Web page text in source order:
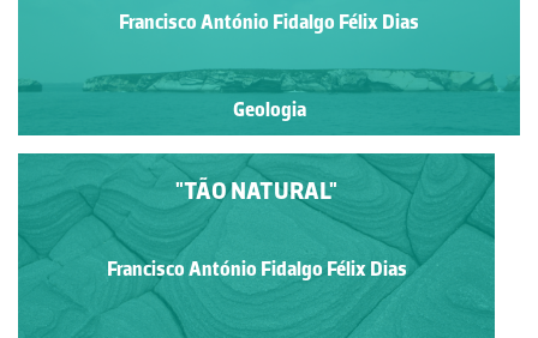
Francisco António Fidalgo Félix Dias
Geologia
"TÃO NATURAL"
Francisco António Fidalgo Félix Dias